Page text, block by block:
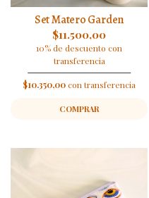
Set Matero Garden
$11.500,00
10% de descuento con
transferencia
$10.350,00con transferencia
COMPRAR